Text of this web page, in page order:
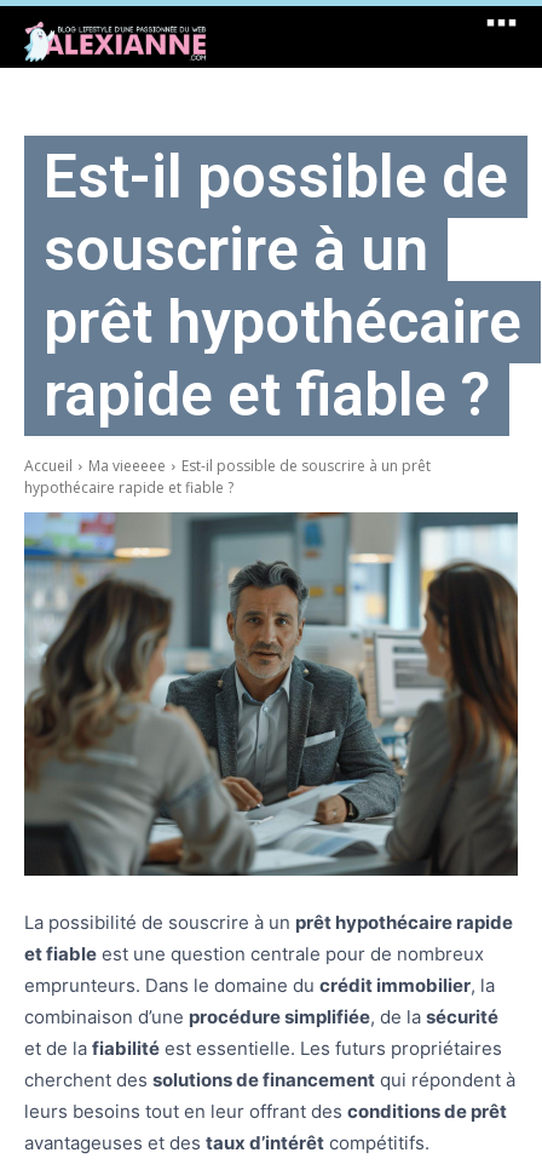
Est-il possible de
souscrire à un
prêt hypothécaire
rapide et fiable ?
Accueil Ma vieeeee
Est-il possible de souscrire à un prêt
hypothécaire rapide et fiable ?
La possibilité de souscrire à un prêt hypothécaire rapide
et fiable est une question centrale pour de nombreux
emprunteurs. Dans le domaine du crédit immobilier, la
combinaison d’une procédure simplifiée, de la sécurité
et de la fiabilité est essentielle. Les futurs propriétaires
cherchent des solutions de financement qui répondent à
leurs besoins tout en leur offrant des conditions de prêt
avantageuses et des taux d’intérêt compétitifs.